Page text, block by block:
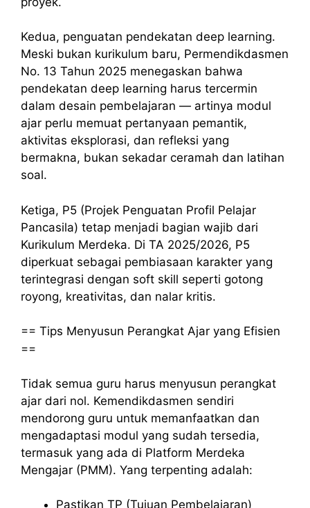
Kedua, penguatan pendekatan deep learning.
Meski bukan kurikulum baru, Permendikdasmen
No. 13 Tahun 2025 menegaskan bahwa
pendekatan deep learning harus tercermin
dalam desain pembelajaran — artinya modul
ajar perlu memuat pertanyaan pemantik,
aktivitas eksplorasi, dan refleksi yang
bermakna, bukan sekadar ceramah dan latihan
soal.
Ketiga, P5 (Projek Penguatan Profil Pelajar
Pancasila) tetap menjadi bagian wajib dari
Kurikulum Merdeka. Di TA 2025/2026, P5
diperkuat sebagai pembiasaan karakter yang
terintegrasi dengan soft skill seperti gotong
royong, kreativitas, dan nalar kritis.
== Tips Menyusun Perangkat Ajar yang Efisien
==
Tidak semua guru harus menyusun perangkat
ajar dari nol. Kemendikdasmen sendiri
mendorong guru untuk memanfaatkan dan
mengadaptasi modul yang sudah tersedia,
termasuk yang ada di Platform Merdeka
Mengajar (PMM). Yang terpenting adalah:
Pastikan TP (Tujuan Pembelajaran)